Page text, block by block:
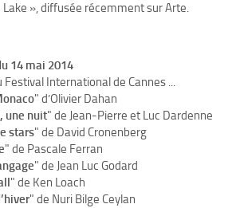
Lake », diffusée récemment sur Arte.
14 mai 2014
Festival International de Cannes ...
" d’Olivier Dahan
une nuit" de Jean-Pierre et Luc Dardenne
stars" de David Cronenberg
" de Pascale Ferran
" de Jean Luc Godard
" de Ken Loach
" de Nuri Bilge Ceylan